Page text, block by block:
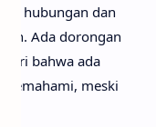
hubungan dan
Ada dorongan
bahwa ada
memahami, meski